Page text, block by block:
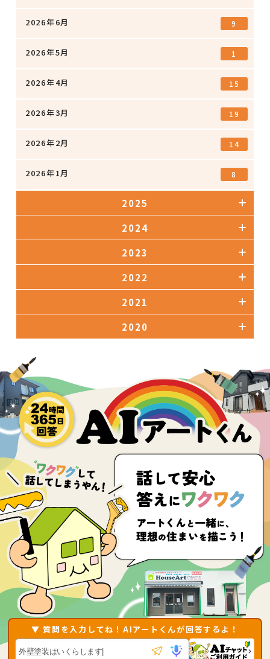
2026年6月 9
2026年5月 1
2026年4月 15
2026年3月 19
2026年2月 14
2026年1月 8
2025
2024
2023
2022
2021
2020
▼ 質問を入力してね！AIアートくんが回答するよ！